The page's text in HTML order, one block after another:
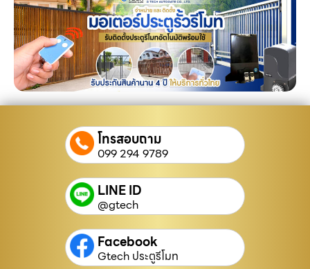
โทรสอบถาม
099 294 9789
LINE ID
@gtech
Facebook
Gtech ประตูรีโมท